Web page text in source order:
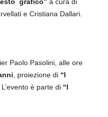
e Cristiana Dallari.
Paolo Pasolini, alle ore
, proiezione di “I
. L’evento è parte di “I